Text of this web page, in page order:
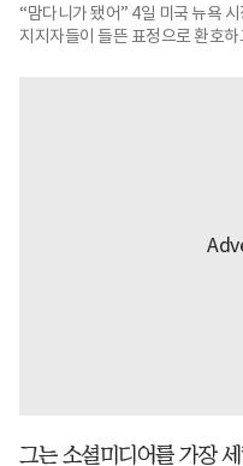
“맘다니가 됐어” 4일 미국 뉴욕
지지자들이 들뜬 표정으로 환호
그는 소셜미디어를 가장